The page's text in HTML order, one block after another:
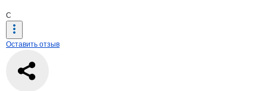
С
Оставить отзыв